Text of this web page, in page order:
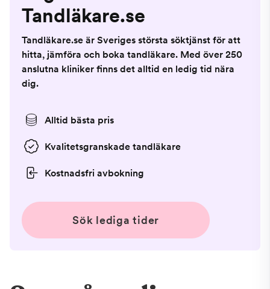
Tandläkare.se
Tandläkare.se är Sveriges största söktjänst för att
hitta, jämföra och boka tandläkare. Med över 250
anslutna kliniker finns det alltid en ledig tid nära
dig.
Alltid bästa pris
Kvalitetsgranskade tandläkare
Kostnadsfri avbokning
Sök lediga tider